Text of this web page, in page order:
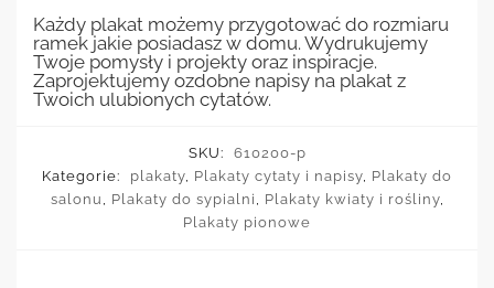
Każdy plakat możemy przygotować do rozmiaru
ramek jakie posiadasz w domu. Wydrukujemy
Twoje pomysły i projekty oraz inspiracje.
Zaprojektujemy ozdobne napisy na plakat z
Twoich ulubionych cytatów.
SKU:
610200-p
Kategorie:
plakaty, Plakaty cytaty i napisy, Plakaty do
salonu , Plakaty do sypialni , Plakaty kwiaty i rośliny,
Plakaty pionowe